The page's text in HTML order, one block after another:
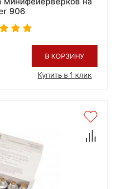
906
В КОРЗИНУ
Купить в 1 клик